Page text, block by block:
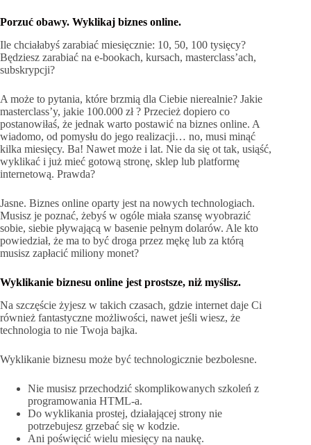
Porzuć obawy. Wyklikaj biznes online.
Ile chciałabyś zarabiać miesięcznie: 10, 50, 100 tysięcy?
Będziesz zarabiać na e-bookach, kursach, masterclass’ach,
subskrypcji?
A może to pytania, które brzmią dla Ciebie nierealnie? Jakie
masterclass’y, jakie 100.000 zł ? Przecież dopiero co
postanowiłaś, że jednak warto postawić na biznes online. A
wiadomo, od pomysłu do jego realizacji… no, musi minąć
kilka miesięcy. Ba! Nawet może i lat. Nie da się ot tak, usiąść,
wyklikać i już mieć gotową stronę, sklep lub platformę
internetową. Prawda?
Jasne. Biznes online oparty jest na nowych technologiach.
Musisz je poznać, żebyś w ogóle miała szansę wyobrazić
sobie, siebie pływającą w basenie pełnym dolarów. Ale kto
powiedział, że ma to być droga przez mękę lub za którą
musisz zapłacić miliony monet?
Wyklikanie biznesu online jest prostsze, niż myślisz.
Na szczęście żyjesz w takich czasach, gdzie internet daje Ci
również fantastyczne możliwości, nawet jeśli wiesz, że
technologia to nie Twoja bajka.
Wyklikanie biznesu może być technologicznie bezbolesne.
Nie musisz przechodzić skomplikowanych szkoleń z
programowania HTML-a.
Do wyklikania prostej, działającej strony nie
potrzebujesz grzebać się w kodzie.
Ani poświęcić wielu miesięcy na naukę.